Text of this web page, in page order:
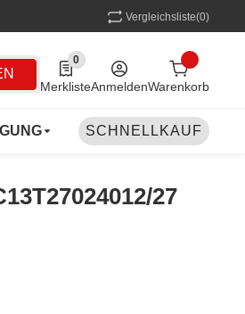
Vergleichsliste(0)
0
0 Produkte in der Liste
MerklisteAnmeldenWarenkorb
MEHRWEG
SCHNELLKAUF
27